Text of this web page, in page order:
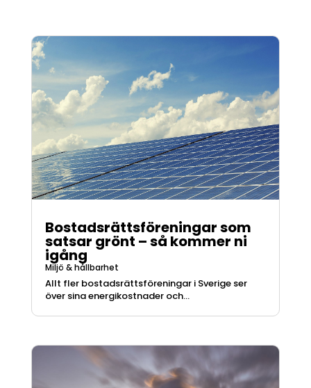
Bostadsrättsföreningar som
satsar grönt – så kommer ni
igång
Miljö & hållbarhet
Allt fler bostadsrättsföreningar i Sverige ser
över sina energikostnader och...